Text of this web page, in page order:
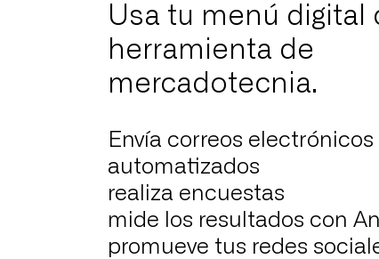
Usa tu menú digital
herramienta de
mercadotecnia.
Envía correos electrónicos
automatizados
realiza encuestas
mide los resultados con
promueve tus redes